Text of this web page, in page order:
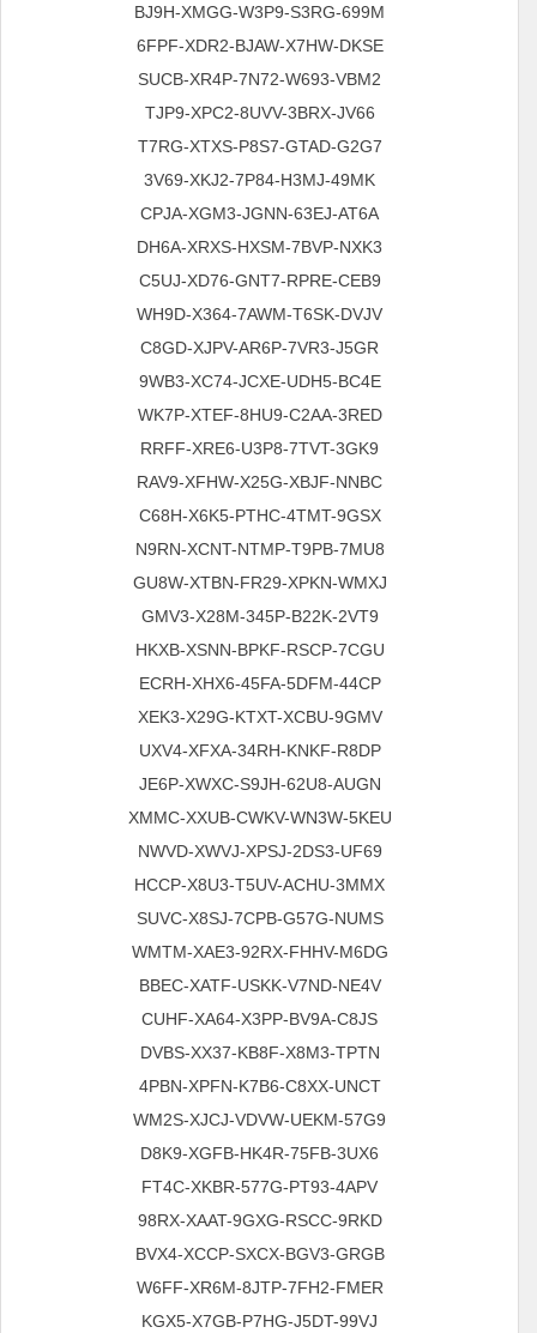
BJ9H-XMGG-W3P9-S3RG-699M
6FPF-XDR2-BJAW-X7HW-DKSE
SUCB-XR4P-7N72-W693-VBM2
TJP9-XPC2-8UVV-3BRX-JV66
T7RG-XTXS-P8S7-GTAD-G2G7
3V69-XKJ2-7P84-H3MJ-49MK
CPJA-XGM3-JGNN-63EJ-AT6A
DH6A-XRXS-HXSM-7BVP-NXK3
C5UJ-XD76-GNT7-RPRE-CEB9
WH9D-X364-7AWM-T6SK-DVJV
C8GD-XJPV-AR6P-7VR3-J5GR
9WB3-XC74-JCXE-UDH5-BC4E
WK7P-XTEF-8HU9-C2AA-3RED
RRFF-XRE6-U3P8-7TVT-3GK9
RAV9-XFHW-X25G-XBJF-NNBC
C68H-X6K5-PTHC-4TMT-9GSX
N9RN-XCNT-NTMP-T9PB-7MU8
GU8W-XTBN-FR29-XPKN-WMXJ
GMV3-X28M-345P-B22K-2VT9
HKXB-XSNN-BPKF-RSCP-7CGU
ECRH-XHX6-45FA-5DFM-44CP
XEK3-X29G-KTXT-XCBU-9GMV
UXV4-XFXA-34RH-KNKF-R8DP
JE6P-XWXC-S9JH-62U8-AUGN
XMMC-XXUB-CWKV-WN3W-5KEU
NWVD-XWVJ-XPSJ-2DS3-UF69
HCCP-X8U3-T5UV-ACHU-3MMX
SUVC-X8SJ-7CPB-G57G-NUMS
WMTM-XAE3-92RX-FHHV-M6DG
BBEC-XATF-USKK-V7ND-NE4V
CUHF-XA64-X3PP-BV9A-C8JS
DVBS-XX37-KB8F-X8M3-TPTN
4PBN-XPFN-K7B6-C8XX-UNCT
WM2S-XJCJ-VDVW-UEKM-57G9
D8K9-XGFB-HK4R-75FB-3UX6
FT4C-XKBR-577G-PT93-4APV
98RX-XAAT-9GXG-RSCC-9RKD
BVX4-XCCP-SXCX-BGV3-GRGB
W6FF-XR6M-8JTP-7FH2-FMER
KGX5-X7GB-P7HG-J5DT-99VJ